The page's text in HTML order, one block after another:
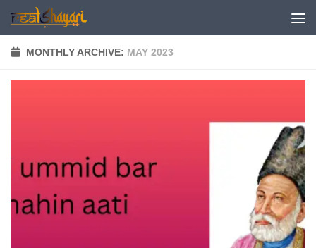
Skip to content
MONTHLY ARCHIVE: MAY 2023